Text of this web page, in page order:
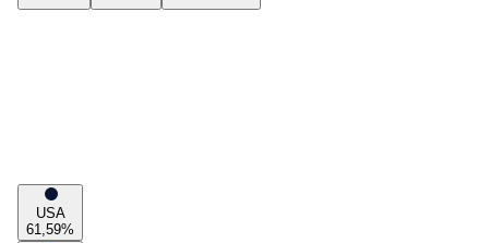
USA
61,59%